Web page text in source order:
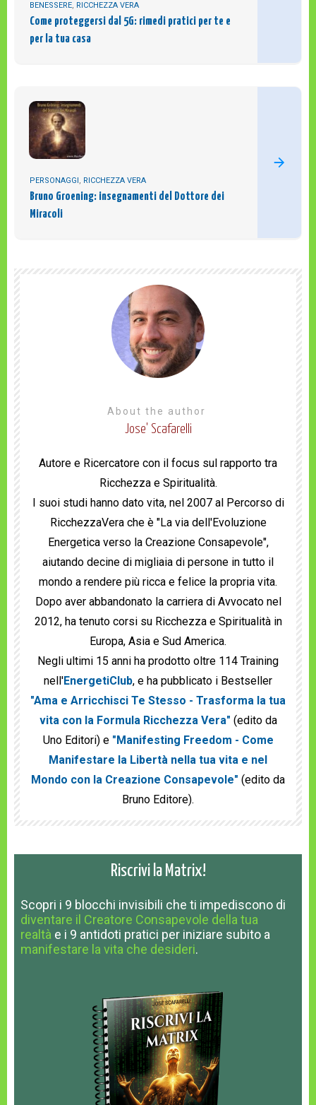
BENESSERE, RICCHEZZA VERA
Come proteggersi dal 5G: rimedi pratici per te e
per la tua casa
PERSONAGGI , RICCHEZZA VERA
Bruno Groening: insegnamenti del Dottore dei
Miracoli
About the author
Jose' Scafarelli
Autore e Ricercatore con il focus sul rapporto tra
Ricchezza e Spiritualità.
I suoi studi hanno dato vita, nel 2007 al Percorso di
RicchezzaVera che è "La via dell'Evoluzione
Energetica verso la Creazione Consapevole",
aiutando decine di migliaia di persone in tutto il
mondo a rendere più ricca e felice la propria vita.
Dopo aver abbandonato la carriera di Avvocato nel
2012, ha tenuto corsi su Ricchezza e Spiritualità in
Europa, Asia e Sud America.
Negli ultimi 15 anni ha prodotto oltre 114 Training
nell'EnergetiClub, e ha pubblicato i Bestseller
"Ama e Arricchisci Te Stesso - Trasforma la tua
vita con la Formula Ricchezza Vera" (edito da
Uno Editori) e "Manifesting Freedom - Come
Manifestare la Libertà nella tua vita e nel
Mondo con la Creazione Consapevole" (edito da
Bruno Editore).
Riscrivi la Matrix!
Scopri i 9 blocchi invisibili che ti impediscono di
diventare il Creatore Consapevole della tua
realtà e i 9 antidoti pratici per iniziare subito a
manifestare la vita che desideri.